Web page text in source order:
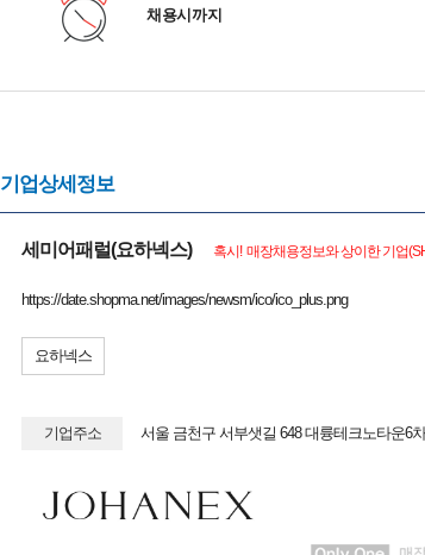
채용시까지
기업상세정보
세미어패럴(요하넥스) 혹시! 매장채용정보와 상이한 기업
https://date.shopma.net/images/newsm/ico/ico_plus.png
요하넥스
기업주소 서울 금천구 서부샛길 648 대륭테크노타운6